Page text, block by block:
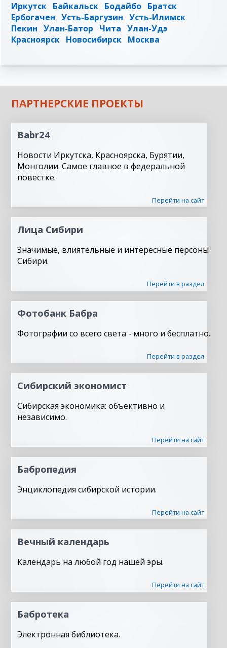
Иркутск Байкальск Бодайбо Братск
Ербогачен Усть-Баргузин Усть-Илимск
Пекин Улан-Батор Чита Улан-Удэ
Красноярск Новосибирск Москва
ПАРТНЕРСКИЕ ПРОЕКТЫ
Babr24
Новости Иркутска, Красноярска, Бурятии,
Монголии. Самое главное в федеральной
повестке.
Перейти на сайт
Лица Сибири
Значимые, влиятельные и интересные персоны
Сибири.
Перейти в раздел
Фотобанк Бабра
Фотографии со всего света - много и бесплатно.
Перейти в раздел
Сибирский экономист
Сибирская экономика: объективно и
независимо.
Перейти на сайт
Бабропедия
Энциклопедия сибирской истории.
Перейти на сайт
Вечный календарь
Календарь на любой год нашей эры.
Перейти на сайт
Бабротека
Электронная библиотека.